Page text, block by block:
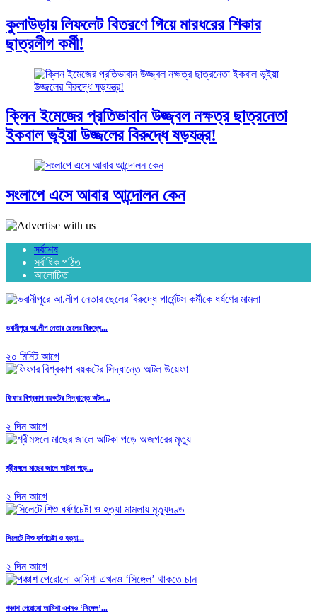
কুলাউড়ায় লিফলেট বিতরণে গিয়ে মারধরের শিকার
ছাত্রলীগ কর্মী!
ক্লিন ইমেজের প্রতিভাবান উজ্জ্বল নক্ষত্র ছাত্রনেতা
ইকবাল ভূইয়া উজ্জলের বিরুদ্ধে ষড়যন্ত্র!
সংলাপে এসে আবার আন্দোলন কেন
সর্বশেষ
সর্বাধিক পঠিত
আলোচিত
ভবানীপুরে আ.লীগ নেতার ছেলের বিরুদ্ধে...
২০ মিনিট আগে
ফিফার বিশ্বকাপ বয়কটের সিদ্ধান্তে অটল...
২ দিন আগে
শ্রীমঙ্গলে মাছের জালে আটকা পড়ে...
২ দিন আগে
সিলেটে শিশু ধর্ষণচেষ্টা ও হত্যা...
২ দিন আগে
পঞ্চাশ পেরোনো আমিশা এখনও ‘সিঙ্গেল’...